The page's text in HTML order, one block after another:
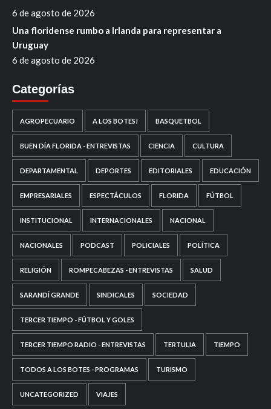
6 de agosto de 2026
Una floridense rumbo a Irlanda para representar a
Uruguay
6 de agosto de 2026
Categorías
AGROPECUARIO A LOS BOTES! BASQUETBOL
BUEN DÍA FLORIDA - ENTREVISTAS CIENCIA CULTURA
DEPARTAMENTAL DEPORTES EDITORIALES EDUCACIÓN
EMPRESARIALES ESPECTÁCULOS FLORIDA FÚTBOL
INSTITUCIONAL INTERNACIONALES NACIONAL
NACIONALES PODCAST POLICIALES POLÍTICA
RELIGIÓN ROMPECABEZAS - ENTREVISTAS SALUD
SARANDÍ GRANDE SINDICALES SOCIEDAD
TERCER TIEMPO - FÚTBOL Y GOLES
TERCER TIEMPO RADIO - ENTREVISTAS TERTULIA TIEMPO
TODOS A LOS BOTES - PROGRAMAS TURISMO
UNCATEGORIZED VIAJES